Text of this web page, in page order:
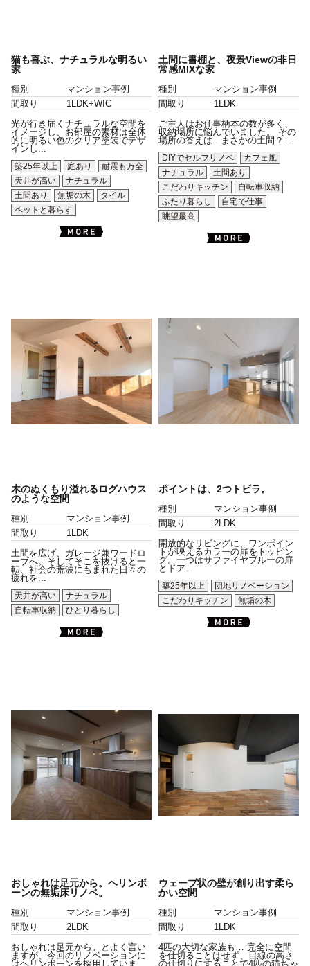
猫も喜ぶ、ナチュラルな明るい
家
種別
マンション事例
間取り
1LDK+WIC
光が行き届くナチュラルな空間を
イメージし、お部屋の素材は全体
的に明るい色のクリア塗装でデザ
インし...
築25年以上
庭あり
耐震も万全
天井が高い
ナチュラル
土間あり
無垢の木
タイル
ペットと暮らす
土間に書棚と、夜景Viewの非日
常感MIXな家
種別
マンション事例
間取り
1LDK
ご主人はお仕事柄本の数が多く、
収納場所に悩んでいました。 その
場所の答えは...まさかの土間？...
DIYでセルフリノベ
カフェ風
ナチュラル
土間あり
こだわりキッチン
自転車収納
ふたり暮らし
自宅で仕事
眺望最高
木のぬくもり溢れるログハウス
のような空間
種別
マンション事例
間取り
1LDK
土間を広げ、ガレージ兼ワードロ
ーブへ。そしてそこを抜けると一
転、社会の荒波にもまれた日々の
疲れを...
天井が高い
ナチュラル
自転車収納
ひとり暮らし
ポイントは、2つトビラ。
種別
マンション事例
間取り
2LDK
開放的なリビングに、ワンポイン
トが映えるカラーの扉をトッピン
グ。一つはサファイヤブルーの扉
とドア...
築25年以上
団地リノベーション
こだわりキッチン
無垢の木
おしゃれは足元から。ヘリンボ
ーンの無垢床リノベ。
種別
マンション事例
間取り
2LDK
おしゃれは足元から。とよく言い
ますが、今回のリノベーションに
はヘリンボーンを採用していま
ウェーブ状の壁が創り出す柔ら
かい空間
種別
マンション事例
間取り
1LDK
4匹の大切な家族も… 完全に空間
を仕切ることはせず、目線の高さ
の仕切りにすることで4匹の猫ちゃ